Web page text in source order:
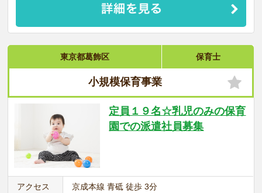
東京都葛飾区 保育士
小規模保育事業
定員１９名☆乳児のみの保育
園での派遣社員募集
アクセス 京成本線 青砥 徒歩 3分